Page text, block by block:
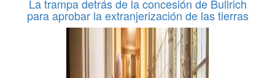
La trampa detrás de la concesión de Bullrich
para aprobar la extranjerización de las tierras